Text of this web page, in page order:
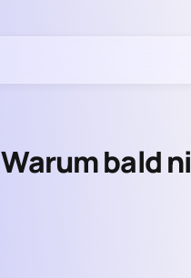
Warum bald